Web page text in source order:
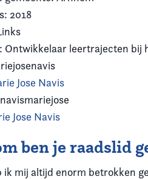
2018
Ontwikkelaar leertrajecten bij
Jose Navis
Jose Navis
ben je raadslid
ik mij altijd enorm betrokken